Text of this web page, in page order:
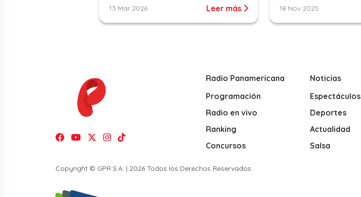
13 Mar 2026 Leer más 18 Nov 2025
Radio Panamericana
Programación
Radio en vivo
Ranking
Concursos
Noticias
Espectáculos
Deportes
Actualidad
Salsa
Copyright © GPR S.A. | 2026 Todos los Derechos Reservados.